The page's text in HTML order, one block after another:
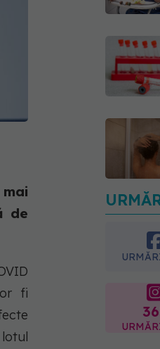
de
fi